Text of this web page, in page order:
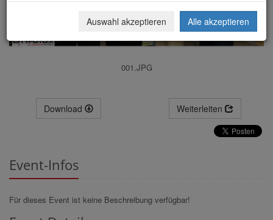
001.JPG
Download Weiterleiten
Event-Infos
Für dieses Event ist keine Beschreibung verfügbar!
Auswahl akzeptieren Alle akzeptieren